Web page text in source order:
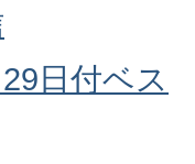
日付ベス